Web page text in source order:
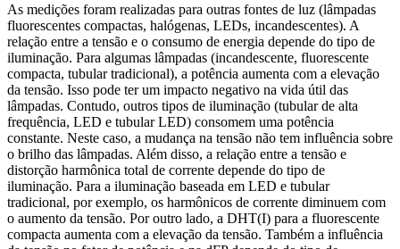
As medições foram realizadas para outras fontes de luz (lâmpadas
fluorescentes compactas, halógenas, LEDs, incandescentes). A
relação entre a tensão e o consumo de energia depende do tipo de
iluminação. Para algumas lâmpadas (incandescente, fluorescente
compacta, tubular tradicional), a potência aumenta com a elevação
da tensão. Isso pode ter um impacto negativo na vida útil das
lâmpadas. Contudo, outros tipos de iluminação (tubular de alta
frequência, LED e tubular LED) consomem uma potência
constante. Neste caso, a mudança na tensão não tem influência sobre
o brilho das lâmpadas. Além disso, a relação entre a tensão e
distorção harmônica total de corrente depende do tipo de
iluminação. Para a iluminação baseada em LED e tubular
tradicional, por exemplo, os harmônicos de corrente diminuem com
o aumento da tensão. Por outro lado, a DHT(I) para a fluorescente
compacta aumenta com a elevação da tensão. Também a influência